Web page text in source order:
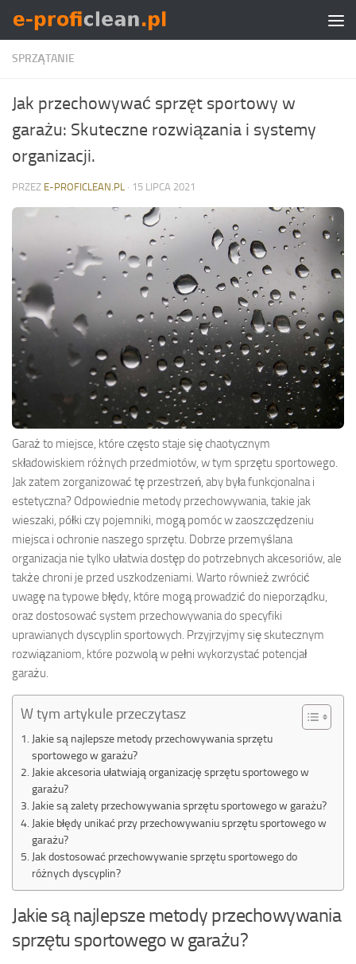
Skip to content
SPRZĄTANIE
Jak przechowywać sprzęt sportowy w
garażu: Skuteczne rozwiązania i systemy
organizacji.
PRZEZ E-PROFICLEAN.PL · 15 LIPCA 2021
Garaż to miejsce, które często staje się chaotycznym
składowiskiem różnych przedmiotów, w tym sprzętu sportowego.
Jak zatem zorganizować tę przestrzeń, aby była funkcjonalna i
estetyczna? Odpowiednie metody przechowywania, takie jak
wieszaki, półki czy pojemniki, mogą pomóc w zaoszczędzeniu
miejsca i ochronie naszego sprzętu. Dobrze przemyślana
organizacja nie tylko ułatwia dostęp do potrzebnych akcesoriów, ale
także chroni je przed uszkodzeniami. Warto również zwrócić
uwagę na typowe błędy, które mogą prowadzić do nieporządku,
oraz dostosować system przechowywania do specyfiki
uprawianych dyscyplin sportowych. Przyjrzyjmy się skutecznym
rozwiązaniom, które pozwolą w pełni wykorzystać potencjał
garażu.
W tym artykule przeczytasz
Jakie są najlepsze metody przechowywania sprzętu
sportowego w garażu?
Jakie akcesoria ułatwiają organizację sprzętu sportowego w
garażu?
Jakie są zalety przechowywania sprzętu sportowego w garażu?
Jakie błędy unikać przy przechowywaniu sprzętu sportowego w
garażu?
Jak dostosować przechowywanie sprzętu sportowego do
różnych dyscyplin?
Jakie są najlepsze metody przechowywania
sprzętu sportowego w garażu?